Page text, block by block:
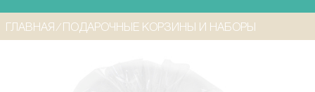
ГЛАВНАЯ ⁄ ПОДАРОЧНЫЕ КОРЗИНЫ И НАБОРЫ